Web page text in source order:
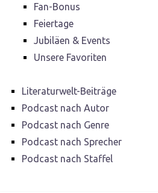
Fan-Bonus
Feiertage
Jubiläen & Events
Unsere Favoriten
Literaturwelt-Beiträge
Podcast nach Autor
Podcast nach Genre
Podcast nach Sprecher
Podcast nach Staffel